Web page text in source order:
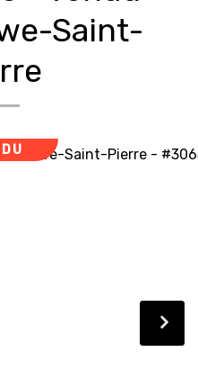
Saint-